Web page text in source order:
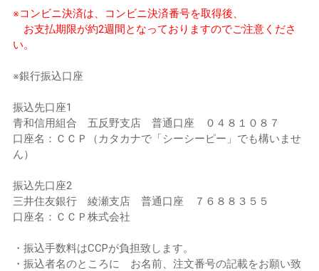
※コンビニ決済は、コンビニ決済番号を取得後、
お支払期限が約2週間となっておりますのでご注意くださ
い。
※銀行振込口座
振込先口座1
青和信用組合 五反野支店 普通口座 ０４８１０８７
口座名：ＣＣＰ（カタカナで「シーシーピー」でも構いませ
ん）
振込先口座2
三井住友銀行 綾瀬支店 普通口座 ７６８８３５５
口座名：ＣＣＰ株式会社
・振込手数料はCCPが負担致します。
・振込者名のところに お名前、注文番号の記載をお願い致